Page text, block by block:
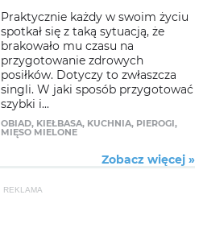
Praktycznie każdy w swoim życiu
spotkał się z taką sytuacją, że
brakowało mu czasu na
przygotowanie zdrowych
posiłków. Dotyczy to zwłaszcza
singli. W jaki sposób przygotować
szybki i...
OBIAD, KIEŁBASA, KUCHNIA, PIEROGI,
MIĘSO MIELONE
Zobacz więcej »
REKLAMA